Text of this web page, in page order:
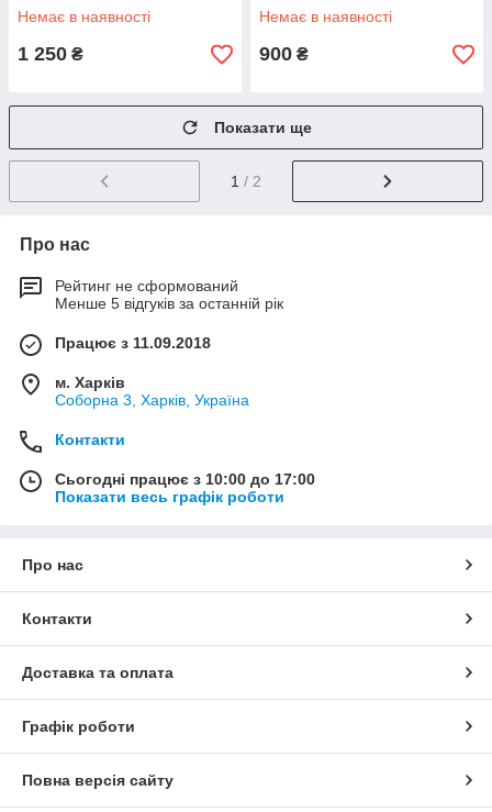
Немає в наявності
1 250 ₴
Немає в наявності
900 ₴
Показати ще
1 / 2
Про нас
Рейтинг не сформований
Менше 5 відгуків за останній рік
Працює з 11.09.2018
м. Харків
Соборна 3, Харків, Україна
Контакти
Сьогодні працює з 10:00 до 17:00
Показати весь графік роботи
Про нас
Контакти
Доставка та оплата
Графік роботи
Повна версія сайту